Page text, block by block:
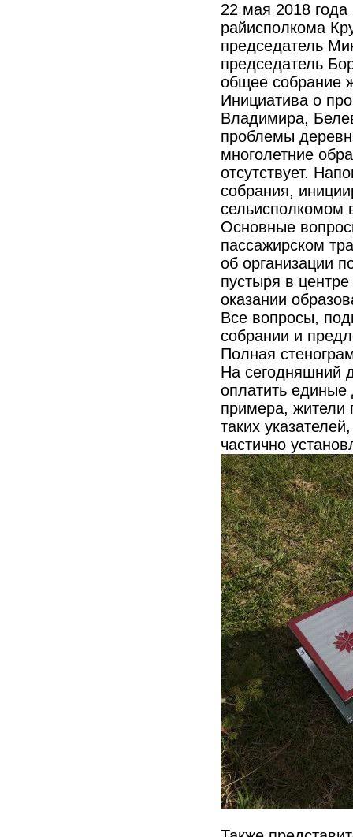
22 мая 2018
райисполкома
председатель
председатель
общее собрание
Инициатива о
Владимира,
проблемы
многолетние
отсутствует.
собрания,
сельисполкомом
Основные
пассажирском
об организации
пустыря в
оказании
Все вопросы,
собрании и
Полная
На сегодняшний
оплатить единые
примера, жители
таких
частично